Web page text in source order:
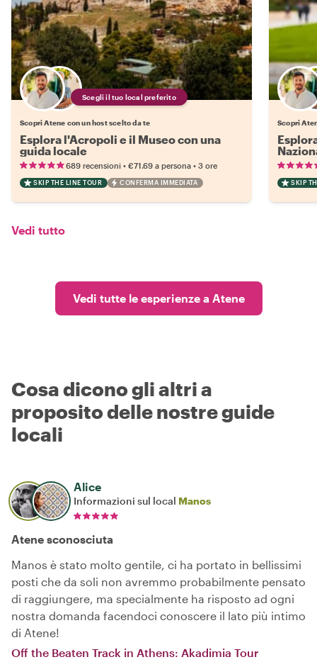
Scegli il tuo local preferito
Scopri Atene con un host scelto da te
Esplora l'Acropoli e il Museo con una
guida locale
689 recensioni • €71.69 a persona • 3 ore
SKIP THE LINE TOUR CONFERMA IMMEDIATA
Scopri
SKIP
Vedi tutto
Vedi tutte le esperienze a Atene
Cosa dicono gli altri a
proposito delle nostre guide
locali
Alice
Informazioni sul local Manos
Atene sconosciuta
Manos è stato molto gentile, ci ha portato in bellissimi
posti che da soli non avremmo probabilmente pensato
di raggiungere, ma specialmente ha risposto ad ogni
nostra domanda facendoci conoscere il lato più intimo
di Atene!
Off the Beaten Track in Athens: Akadimia Tour